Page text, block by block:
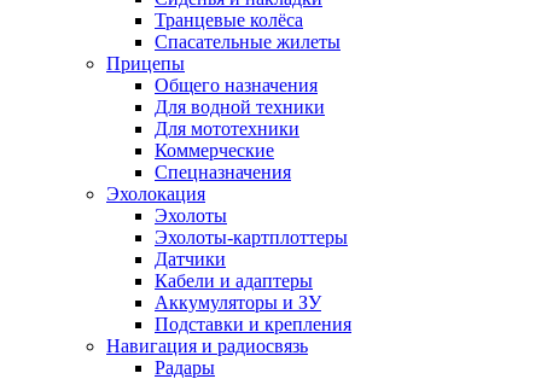
Транцевые колёса
Спасательные жилеты
Прицепы
Общего назначения
Для водной техники
Для мототехники
Коммерческие
Спецназначения
Эхолокация
Эхолоты
Эхолоты-картплоттеры
Датчики
Кабели и адаптеры
Аккумуляторы и ЗУ
Подставки и крепления
Навигация и радиосвязь
Радары